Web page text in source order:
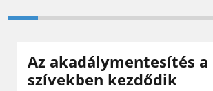
Az akadálymentesítés a
szívekben kezdődik